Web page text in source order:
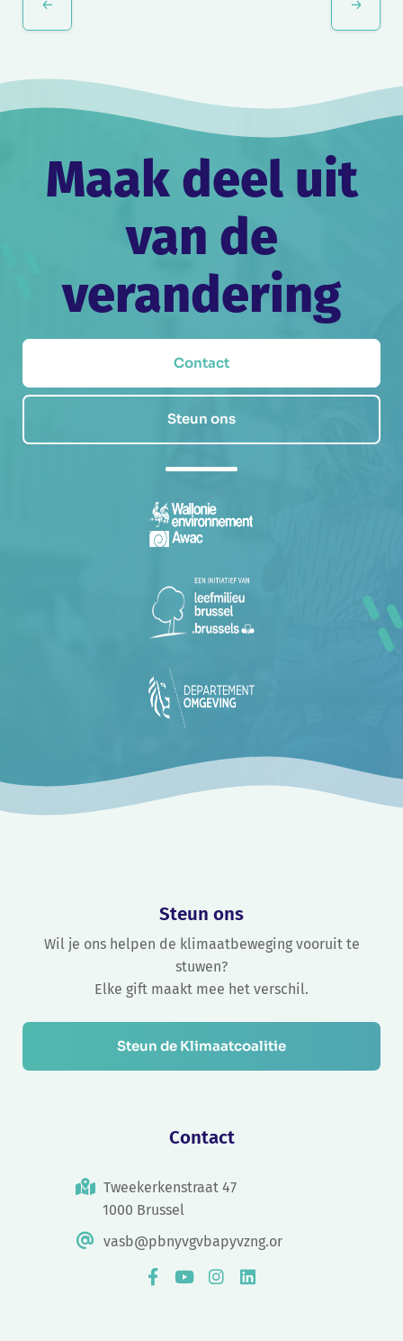
Maak deel uit
van de
verandering
Contact
Steun ons
Steun ons
Wil je ons helpen de klimaatbeweging vooruit te
stuwen?
Elke gift maakt mee het verschil.
Steun de Klimaatcoalitie
Contact
Tweekerkenstraat 47
1000 Brussel
vasb@pbnyvgvbapyvzng.or